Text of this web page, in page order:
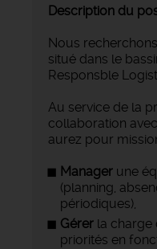
Description du
Nous
situé dans le
Responsble
Au service de la
collaboration
aurez pour
Manager une
(planning,
périodiques),
Gérer la charge
priorités en